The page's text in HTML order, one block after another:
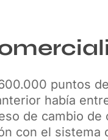
puntos
había
de cambio
con el sistema